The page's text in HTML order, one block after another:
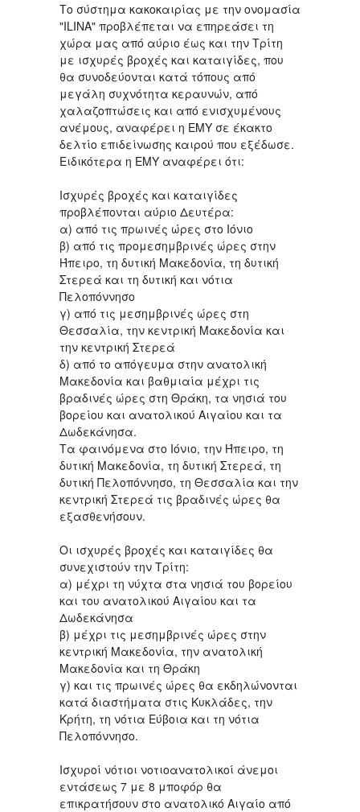
Το σύστημα κακοκαιρίας με την ονομασία
"ILINA" προβλέπεται να επηρεάσει τη
χώρα μας από αύριο έως και την Τρίτη
με ισχυρές βροχές και καταιγίδες, που
θα συνοδεύονται κατά τόπους από
μεγάλη συχνότητα κεραυνών, από
χαλαζοπτώσεις και από ενισχυμένους
ανέμους, αναφέρει η ΕΜΥ σε έκακτο
δελτίο επιδείνωσης καιρού που εξέδωσε.
Ειδικότερα η ΕΜΥ αναφέρει ότι:
Ισχυρές βροχές και καταιγίδες
προβλέπονται αύριο Δευτέρα:
α) από τις πρωινές ώρες στο Ιόνιο
β) από τις προμεσημβρινές ώρες στην
Ήπειρο, τη δυτική Μακεδονία, τη δυτική
Στερεά και τη δυτική και νότια
Πελοπόννησο
γ) από τις μεσημβρινές ώρες στη
Θεσσαλία, την κεντρική Μακεδονία και
την κεντρική Στερεά
δ) από το απόγευμα στην ανατολική
Μακεδονία και βαθμιαία μέχρι τις
βραδινές ώρες στη Θράκη, τα νησιά του
βορείου και ανατολικού Αιγαίου και τα
Δωδεκάνησα.
Τα φαινόμενα στο Ιόνιο, την Ήπειρο, τη
δυτική Μακεδονία, τη δυτική Στερεά, τη
δυτική Πελοπόννησο, τη Θεσσαλία και την
κεντρική Στερεά τις βραδινές ώρες θα
εξασθενήσουν.
Οι ισχυρές βροχές και καταιγίδες θα
συνεχιστούν την Τρίτη:
α) μέχρι τη νύχτα στα νησιά του βορείου
και του ανατολικού Αιγαίου και τα
Δωδεκάνησα
β) μέχρι τις μεσημβρινές ώρες στην
κεντρική Μακεδονία, την ανατολική
Μακεδονία και τη Θράκη
γ) και τις πρωινές ώρες θα εκδηλώνονται
κατά διαστήματα στις Κυκλάδες, την
Κρήτη, τη νότια Εύβοια και τη νότια
Πελοπόννησο.
Ισχυροί νότιοι νοτιοανατολικοί άνεμοι
εντάσεως 7 με 8 μποφόρ θα
επικρατήσουν στο ανατολικό Αιγαίο από